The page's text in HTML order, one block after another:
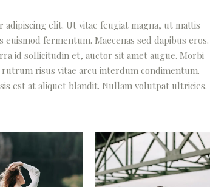
elit. Ut vitae feugiat magna, ut mattis
fermentum. Maecenas sed dapibus eros.
id sollicitudin et, auctor sit amet augue. Morbi
risus vitae arcu interdum condimentum.
est at aliquet blandit. Nullam volutpat ultricies.